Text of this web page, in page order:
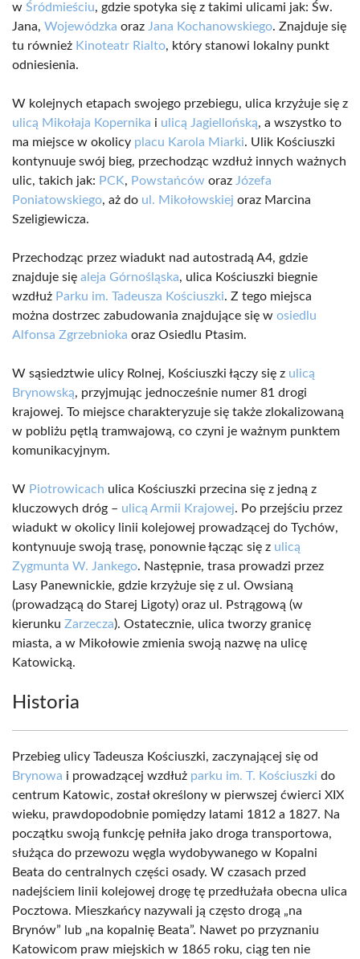
w Śródmieściu, gdzie spotyka się z takimi ulicami jak: Św.
Jana, Wojewódzka oraz Jana Kochanowskiego. Znajduje się
tu również Kinoteatr Rialto, który stanowi lokalny punkt
odniesienia.
W kolejnych etapach swojego przebiegu, ulica krzyżuje się z
ulicą Mikołaja Kopernika i ulicą Jagiellońską, a wszystko to
ma miejsce w okolicy placu Karola Miarki. Ulik Kościuszki
kontynuuje swój bieg, przechodząc wzdłuż innych ważnych
ulic, takich jak: PCK, Powstańców oraz Józefa
Poniatowskiego, aż do ul. Mikołowskiej oraz Marcina
Szeligiewicza.
Przechodząc przez wiadukt nad autostradą A4, gdzie
znajduje się aleja Górnośląska, ulica Kościuszki biegnie
wzdłuż Parku im. Tadeusza Kościuszki. Z tego miejsca
można dostrzec zabudowania znajdujące się w osiedlu
Alfonsa Zgrzebnioka oraz Osiedlu Ptasim.
W sąsiedztwie ulicy Rolnej, Kościuszki łączy się z ulicą
Brynowską, przyjmując jednocześnie numer 81 drogi
krajowej. To miejsce charakteryzuje się także zlokalizowaną
w pobliżu pętlą tramwajową, co czyni je ważnym punktem
komunikacyjnym.
W Piotrowicach ulica Kościuszki przecina się z jedną z
kluczowych dróg – ulicą Armii Krajowej. Po przejściu przez
wiadukt w okolicy linii kolejowej prowadzącej do Tychów,
kontynuuje swoją trasę, ponownie łącząc się z ulicą
Zygmunta W. Jankego. Następnie, trasa prowadzi przez
Lasy Panewnickie, gdzie krzyżuje się z ul. Owsianą
(prowadzącą do Starej Ligoty) oraz ul. Pstrągową (w
kierunku Zarzecza). Ostatecznie, ulica tworzy granicę
miasta, a w Mikołowie zmienia swoją nazwę na ulicę
Katowicką.
Historia
Przebieg ulicy Tadeusza Kościuszki, zaczynającej się od
Brynowa i prowadzącej wzdłuż parku im. T. Kościuszki do
centrum Katowic, został określony w pierwszej ćwierci XIX
wieku, prawdopodobnie pomiędzy latami 1812 a 1827. Na
początku swoją funkcję pełniła jako droga transportowa,
służąca do przewozu węgla wydobywanego w Kopalni
Beata do centralnych części osady. W czasach przed
nadejściem linii kolejowej drogę tę przedłużała obecna ulica
Pocztowa. Mieszkańcy nazywali ją często drogą „na
Brynów” lub „na kopalnię Beata”. Nawet po przyznaniu
Katowicom praw miejskich w 1865 roku, ciąg ten nie